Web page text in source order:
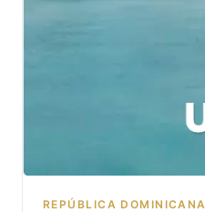
REPÚBLICA DOMINICANA